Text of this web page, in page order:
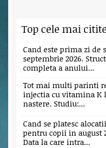
Top cele mai
Cand este prima zi de
septembrie 2026.
completa a anului...
Tot mai multi parinti
injectia cu vitamina K
nastere. Studiu:...
Cand se platesc
pentru copii in august
Data la care intra...